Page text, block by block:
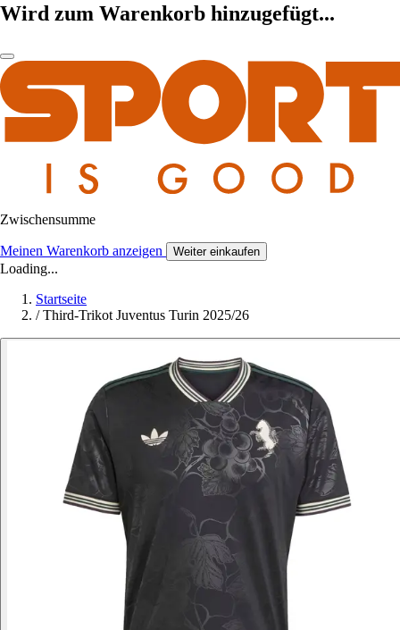
Wird zum Warenkorb hinzugefügt...
Zwischensumme
Meinen Warenkorb anzeigen Weiter einkaufen
Loading...
Startseite
/ Third-Trikot Juventus Turin 2025/26